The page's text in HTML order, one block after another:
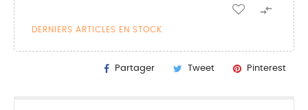

DERNIERS ARTICLES EN STOCK
Partager Tweet Pinterest